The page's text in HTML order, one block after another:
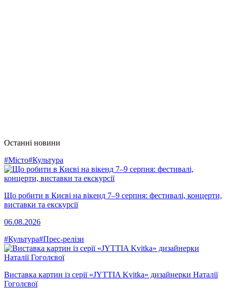
Останні новини
#Місто#Культура
Що робити в Києві на вікенд 7–9 серпня: фестивалі, концерти,
виставки та екскурсії
06.08.2026
#Культура#Прес-релізи
Виставка картин із серії «JYTTIA Kvitka» дизайнерки Наталії
Гоголєвої